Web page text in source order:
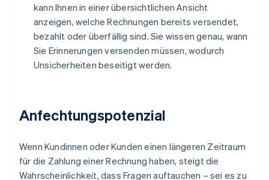
kann Ihnen in einer übersichtlichen Ansicht
anzeigen, welche Rechnungen bereits versendet,
bezahlt oder überfällig sind. Sie wissen genau, wann
Sie Erinnerungen versenden müssen, wodurch
Unsicherheiten beseitigt werden.
Anfechtungspotenzial
Wenn Kundinnen oder Kunden einen längeren Zeitraum
für die Zahlung einer Rechnung haben, steigt die
Wahrscheinlichkeit, dass Fragen auftauchen – sei es zu